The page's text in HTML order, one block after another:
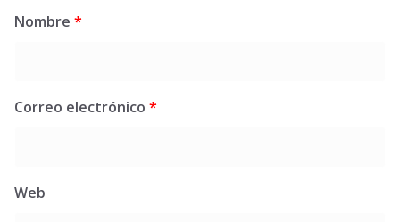
Nombre *
Correo electrónico *
Web